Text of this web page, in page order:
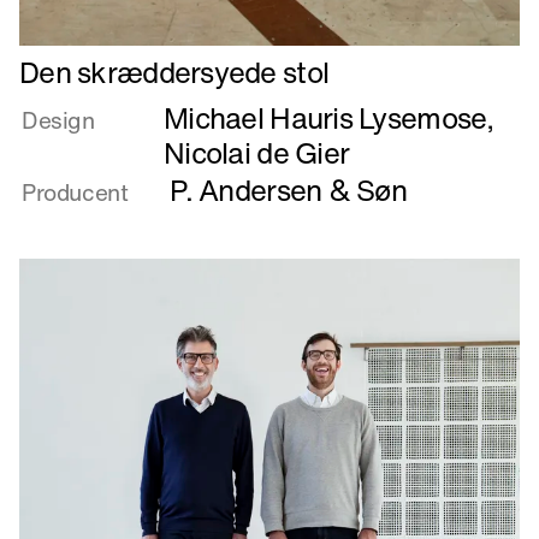
Læs
mere
om
stol
Den skræddersyede stol
Design Michael Hauris Lysemose,
Nicolai de Gier
Producent P. Andersen & Søn